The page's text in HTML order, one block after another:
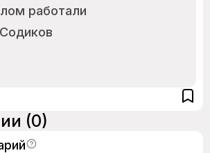
работали
(0)